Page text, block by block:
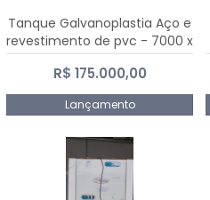
Tanque Galvanoplastia Aço e
revestimento de pvc - 7000 x
2200 mm
R$ 175.000,00
Lançamento